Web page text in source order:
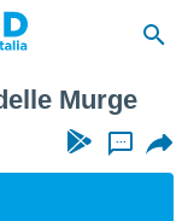
Murge
...